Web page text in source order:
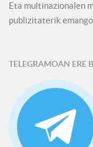
Eta multinazionalen
publizitaterik emango.
TELEGRAMOAN ERE